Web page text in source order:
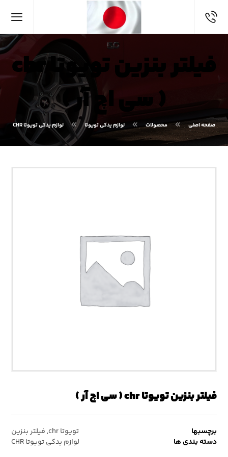
فیلتر بنزین تویوتا chr
( سی اچ آر )
صفحه اصلی محصولات لوازم یدکی تویوتا لوازم یدکی تویوتا CHR
فیلتر بنزین تویوتا chr ( سی اچ آر )
برچسبها تویوتا chr , فیلتر بنزین
دسته بندی ها
لوازم یدکی تویوتا CHR